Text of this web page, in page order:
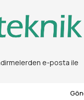
e-posta ile